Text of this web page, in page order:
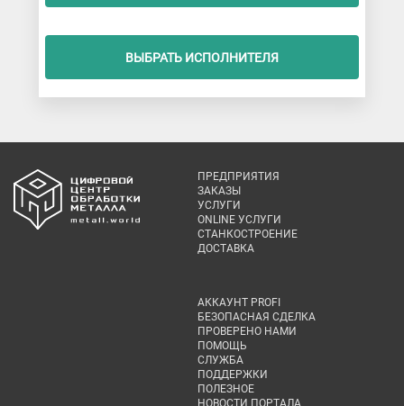
ВЫБРАТЬ ИСПОЛНИТЕЛЯ
ПРЕДПРИЯТИЯ
ЗАКАЗЫ
УСЛУГИ
ONLINE УСЛУГИ
СТАНКОСТРОЕНИЕ
ДОСТАВКА
АККАУНТ PROFI
БЕЗОПАСНАЯ СДЕЛКА
ПРОВЕРЕНО НАМИ
ПОМОЩЬ
СЛУЖБА
ПОДДЕРЖКИ
ПОЛЕЗНОЕ
НОВОСТИ ПОРТАЛА